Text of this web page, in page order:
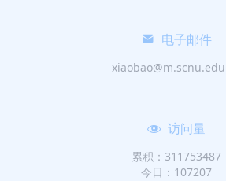
电子邮件
访问量
累积：311753487
今日：107207